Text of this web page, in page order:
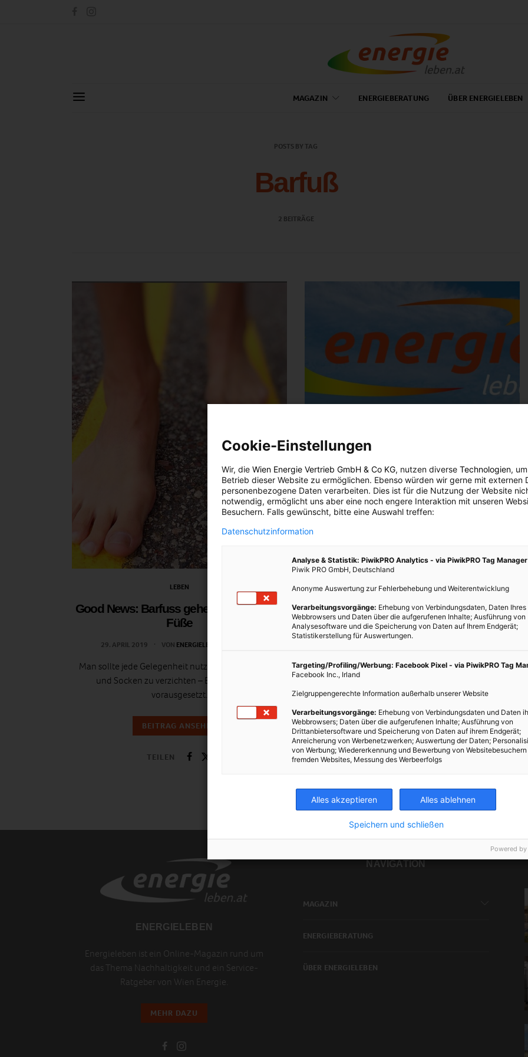
MAGAZIN ENERGIEBERATUNG ÜBER ENERGIELEBEN
POSTS BY TAG
Barfuß
2 BEITRÄGE
LEBEN
Good News: Barfuss gehen ist gut für die
Füße
29. APRIL 2019 VON ENERGIELEBEN REDAKTION
Man sollte jede Gelegenheit nutzen, um auf Schuhe
und Socken zu verzichten – Benimmregeln
vorausgesetzt.
BEITRAG ANSEHEN
TEILEN
LEBEN
Barfuß oder Schuhe?
4. JULI 2018 VON ELISABETH DEMETER
Barfuß-Schuhe ein guter Kompromiss?
BEITRAG ANSEHEN
TEILEN
ENERGIELEBEN
Energieleben ist ein Online-Magazin rund um
das Thema Nachhaltigkeit und ein Service-
Ratgeber von Wien Energie.
MEHR DAZU
NAVIGATION
MAGAZIN
ENERGIEBERATUNG
ÜBER ENERGIELEBEN
Cookie-Einstellungen
Wir, die Wien Energie Vertrieb GmbH & Co KG, nutzen diverse Technologien,
Betrieb dieser Website zu ermöglichen. Ebenso würden wir gerne mit externen
personenbezogene Daten verarbeiten. Dies ist für die Nutzung der Website
notwendig, ermöglicht uns aber eine noch engere Interaktion mit unseren
Besuchern. Falls gewünscht, bitte eine Auswahl treffen:
Datenschutzinformation
Analyse & Statistik: PiwikPRO Analytics - via PiwikPRO Tag Manager
Piwik PRO GmbH, Deutschland
Anonyme Auswertung zur Fehlerbehebung und Weiterentwicklung
Verarbeitungsvorgänge: Erhebung von Verbindungsdaten, Daten Ihres
Webbrowsers und Daten über die aufgerufenen Inhalte; Ausführung von
Analysesoftware und die Speicherung von Daten auf Ihrem Endgerät;
Statistikerstellung für Auswertungen.
Targeting/Profiling/Werbung: Facebook Pixel - via PiwikPRO Tag
Facebook Inc., Irland
Zielgruppengerechte Information außerhalb unserer Website
Verarbeitungsvorgänge: Erhebung von Verbindungsdaten und Daten
Webbrowsers; Daten über die aufgerufenen Inhalte; Ausführung von
Drittanbietersoftware und Speicherung von Daten auf ihrem Endgerät;
Anreicherung von Werbenetzwerken; Auswertung der Daten;
von Werbung; Wiedererkennung und Bewerbung von
fremden Websites, Messung des Werbeerfolgs
Alles akzeptieren Alles ablehnen
Speichern und schließen
Powered by